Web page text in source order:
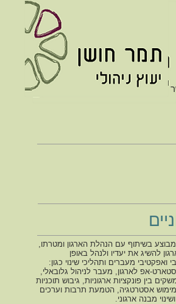
בשיתוף עם הנהלת הארגון ומטרתו,
להשיג את יעדיו ולנהל באופן
ואפקטיבי מעברים ותהליכי שינוי כגון:
אפ לארגון, מעבר לניהול גלובאלי,
בין פונקציות ארגוניות, גיבוש תוכניות
אסטרטגיה, הטמעת תרבות וערכים
מבנה ארגוני.